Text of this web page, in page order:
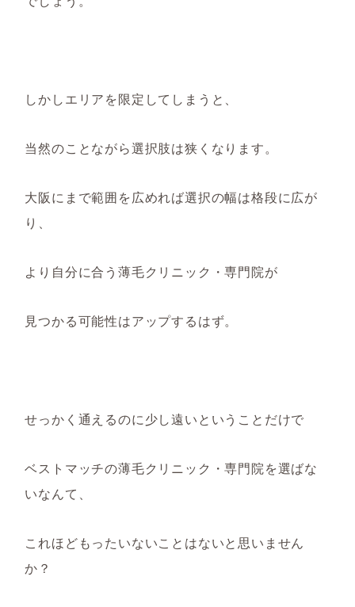
しかしエリアを限定してしまうと、
当然のことながら選択肢は狭くなります。
大阪にまで範囲を広めれば選択の幅は格段に広が
り、
より自分に合う薄毛クリニック・専門院が
見つかる可能性はアップするはず。
せっかく通えるのに少し遠いということだけで
ベストマッチの薄毛クリニック・専門院を選ばな
いなんて、
これほどもったいないことはないと思いません
か？